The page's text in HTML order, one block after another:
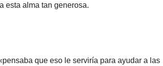
esta alma tan generosa.
que eso le serviría para ayudar a las